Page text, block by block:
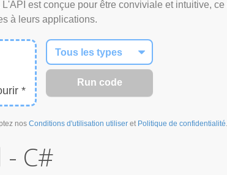
est conçue pour être conviviale et intuitive,
à leurs applications.
*
nos Conditions d'utilisation utiliser et Politique de confidentialité.
- C#